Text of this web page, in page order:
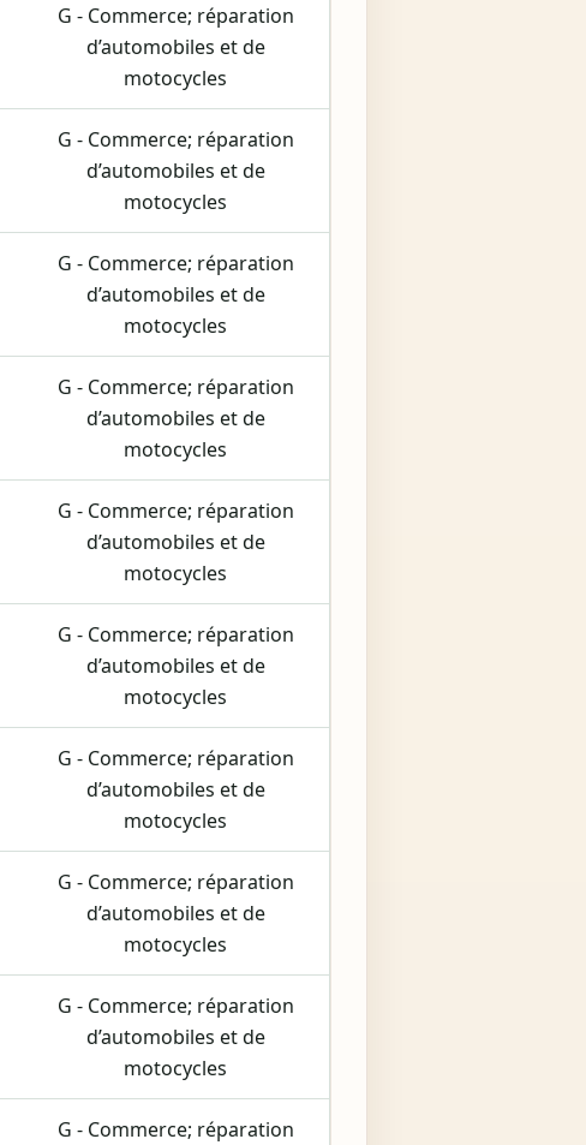
G - Commerce; réparation
d’automobiles et de
motocycles
G - Commerce; réparation
d’automobiles et de
motocycles
G - Commerce; réparation
d’automobiles et de
motocycles
G - Commerce; réparation
d’automobiles et de
motocycles
G - Commerce; réparation
d’automobiles et de
motocycles
G - Commerce; réparation
d’automobiles et de
motocycles
G - Commerce; réparation
d’automobiles et de
motocycles
G - Commerce; réparation
d’automobiles et de
motocycles
G - Commerce; réparation
d’automobiles et de
motocycles
G - Commerce; réparation